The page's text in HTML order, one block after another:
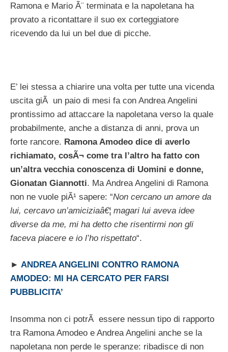
Ramona e Mario Ã¨ terminata e la napoletana ha
provato a ricontattare il suo ex corteggiatore
ricevendo da lui un bel due di picche.
E’ lei stessa a chiarire una volta per tutte una vicenda
uscita giÃ un paio di mesi fa con Andrea Angelini
prontissimo ad attaccare la napoletana verso la quale
probabilmente, anche a distanza di anni, prova un
forte rancore. Ramona Amodeo dice di averlo
richiamato, cosÃ¬ come tra l’altro ha fatto con
un’altra vecchia conoscenza di Uomini e donne,
Gionatan Giannotti. Ma Andrea Angelini di Ramona
non ne vuole piÃ¹ sapere: “Non cercano un amore da
lui, cercavo un’amiciziaâ€¦ magari lui aveva idee
diverse da me, mi ha detto che risentirmi non gli
faceva piacere e io l’ho rispettato“.
► ANDREA ANGELINI CONTRO RAMONA
AMODEO: MI HA CERCATO PER FARSI
PUBBLICITA’
Insomma non ci potrÃ essere nessun tipo di rapporto
tra Ramona Amodeo e Andrea Angelini anche se la
napoletana non perde le speranze: ribadisce di non